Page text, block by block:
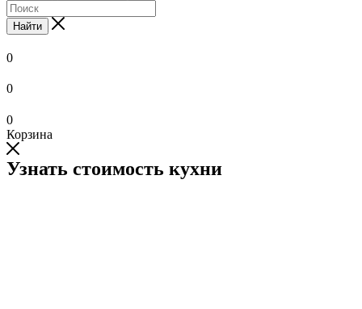
Найти
0
0
0
Корзина
Узнать стоимость кухни